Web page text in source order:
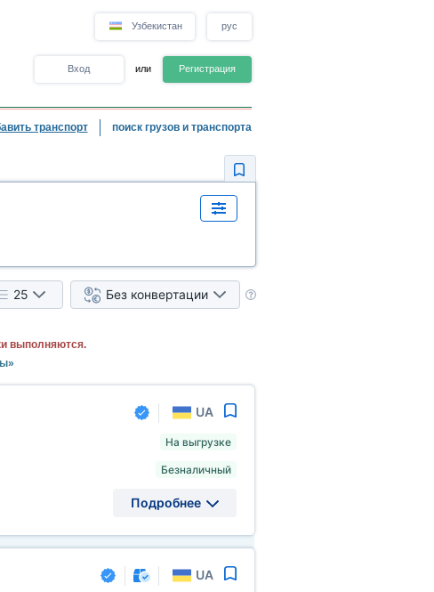
Узбекистан рус
Вход или Регистрация
транспорт поиск грузов и транспорта
25 Без конвертации
выполняются.
UA
На выгрузке
Безналичный
Подробнее
UA